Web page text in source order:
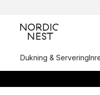
Dukning & Servering